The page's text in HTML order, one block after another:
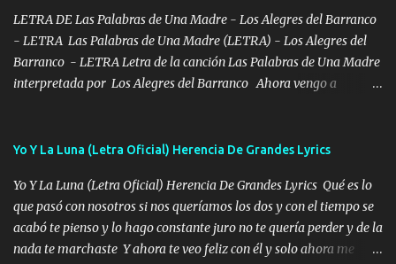
en corto me tiró a per...
LETRA DE Las Palabras de Una Madre - Los Alegres del Barranco
- LETRA Las Palabras de Una Madre (LETRA) - Los Alegres del
Barranco - LETRA Letra de la canción Las Palabras de Una Madre
interpretada por Los Alegres del Barranco Ahora vengo a
viento a su hijo y aunque ahora ya este con Dios el destino así lo
seguiré esperando hasta volvernos a vernos El recuerdo que yo
tengo de mi mente no se va, en mi corazón me llevo lo mismo que
tu papá, a veces me pongo triste porque no puedo mirarte, mas se
que tu me escuchas porque tu eres mi gran ángel, El desespero me
Yo Y La Luna (Letra Oficial) Herencia De Grandes Lyrics
Yo Y La Luna (Letra Oficial) Herencia De Grandes Lyrics Qué es lo
que pasó con nosotros si nos queríamos los dos y con el tiempo se
acabó te pienso y lo hago constante juro no te quería perder y de la
nada te marchaste Y ahora te veo feliz con él y solo ahora me